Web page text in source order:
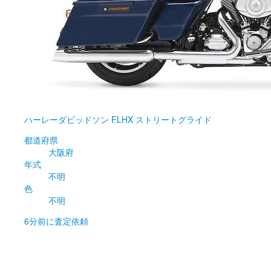
ハーレーダビッドソン FLHX ストリートグライド
都道府県
大阪府
年式
不明
色
不明
6分前に査定依頼